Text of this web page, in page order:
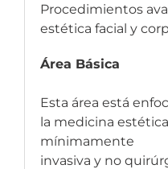
Procedimientos
estética facial y
Área Básica
Esta área está
la medicina
mínimamente
invasiva y no